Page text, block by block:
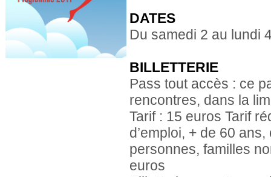
DATES
Du samedi 2 au lundi
BILLETTERIE
Pass tout accès : ce
rencontres, dans la
Tarif : 15 euros Tarif
d’emploi, + de 60
personnes, familles
euros